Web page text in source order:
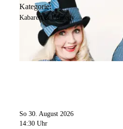
Kategorie:
Kabarett & Comedy
So 30. August 2026
14:30 Uhr